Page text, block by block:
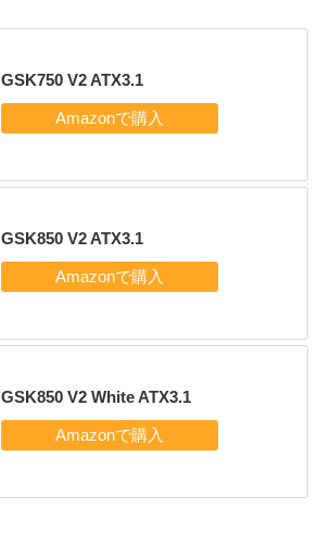
GSK750 V2 ATX3.1
GSK850 V2 ATX3.1
GSK850 V2 White ATX3.1